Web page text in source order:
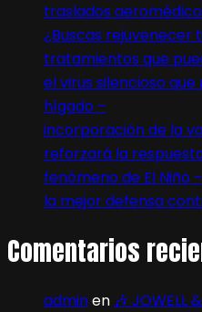
traslados
¿Buscas rejuvenecer
tratamientos que
el virus silencioso
hígado –
incorporación de la
reforzará la
fenómeno de El Niño –
la mejor defensa
Comentarios
adminen 🎶 JOWELL